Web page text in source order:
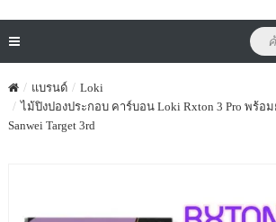
แบรนด์
Loki
ไม้ปิงปองประกอบ คาร์บอน Loki Rxton 3 Pro พร้อ
Sanwei Target 3rd